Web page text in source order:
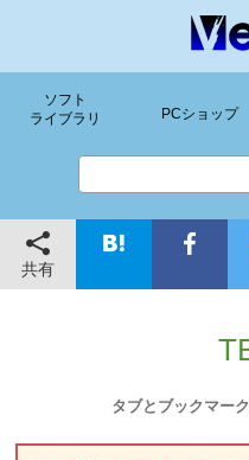
ソフト
ライブラリ
PCショップ
共有
タブとブックマー